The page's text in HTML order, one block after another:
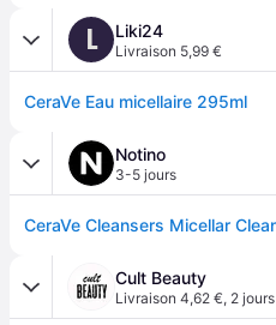
L Liki24
Livraison 5,99 €
CeraVe Eau micellaire 295ml
Notino
3-5 jours
Cult Beauty
Livraison 4,62 €, 2 jours